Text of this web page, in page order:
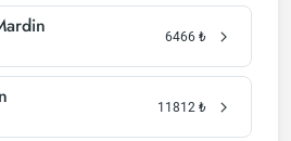
6466 ₺
11812 ₺